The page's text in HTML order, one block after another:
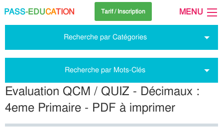
PASS-EDUCATION Tarif / Inscription MENU
Recherche par Catégories
Recherche par Mots-Clés
Evaluation QCM / QUIZ - Décimaux :
4eme Primaire - PDF à imprimer